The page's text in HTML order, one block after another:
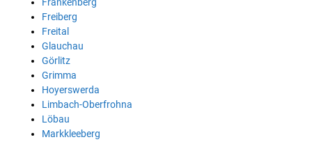
Frankenberg
Freiberg
Freital
Glauchau
Görlitz
Grimma
Hoyerswerda
Limbach-Oberfrohna
Löbau
Markkleeberg